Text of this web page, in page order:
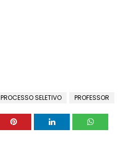
PROCESSO SELETIVO PROFESSOR